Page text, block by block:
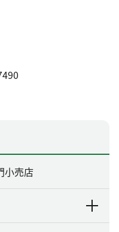
小売店